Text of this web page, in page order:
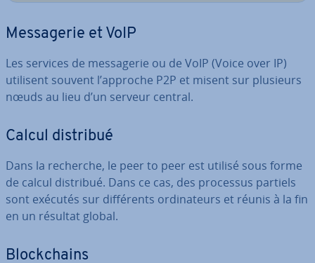
Mes­sa­ge­rie et VoIP
Les services de mes­sa­ge­rie ou de VoIP (Voice over IP)
utilisent souvent l’approche P2P et misent sur plusieurs
nœuds au lieu d’un serveur central.
Calcul distribué
Dans la recherche, le peer to peer est utilisé sous forme
de calcul distribué. Dans ce cas, des processus partiels
sont exécutés sur dif­fé­rents or­di­na­teurs et réunis à la fin
en un résultat global.
Blo­ck­chains